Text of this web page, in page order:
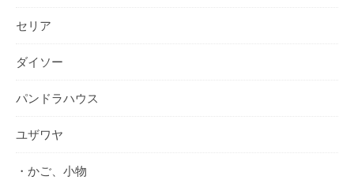
セリア
ダイソー
パンドラハウス
ユザワヤ
・かご、小物